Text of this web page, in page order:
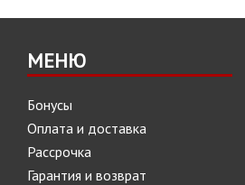
МЕНЮ
Бонусы
Оплата и доставка
Рассрочка
Гарантия и возврат